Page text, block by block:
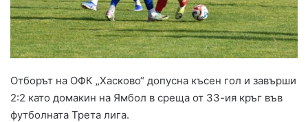
Отборът на ОФК „Хасково“ допусна късен гол и завърши
2:2 като домакин на Ямбол в среща от 33-ия кръг във
футболната Трета лига.